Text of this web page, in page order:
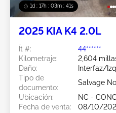
1d : 17h : 03m : 38s
2025 KIA K4 2.0L
Ít #:
44******
Kilometraje:
2,604
Daño:
Interfaz/
Tipo de
documento:
Salvage
Ubicación:
NC -
Fecha de venta:
08/10/